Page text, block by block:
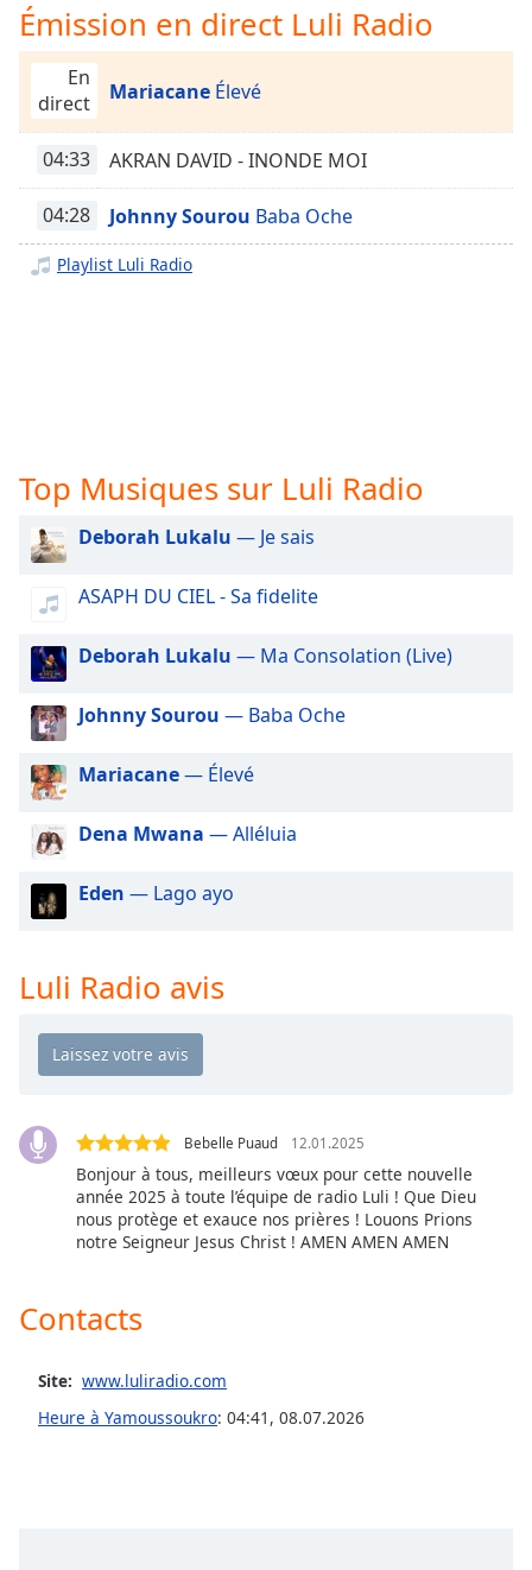
1x
Playback
Rate
Chapters
Chapters
Descriptions
opens
subtitles
settings
dialog
subtitles
off
selected
Audio
Track
in-
Picture
This
modal
Beginning
dialog
window.
will
cancel
Text
Opacity
Émission en direct Luli Radio
En
direct
Mariacane Élevé
04:33 AKRAN DAVID - INONDE MOI
04:28 Johnny Sourou Baba Oche
Playlist Luli Radio
Top Musiques sur Luli Radio
Deborah Lukalu — Je sais
ASAPH DU CIEL - Sa fidelite
Deborah Lukalu — Ma Consolation (Live)
Johnny Sourou — Baba Oche
Mariacane— Élevé
Dena Mwana — Alléluia
Eden — Lago ayo
Luli Radio avis
Bebelle Puaud 12.01.2025
Bonjour à tous, meilleurs vœux pour cette nouvelle
année 2025 à toute l’équipe de radio Luli ! Que Dieu
nous protège et exauce nos prières ! Louons Prions
notre Seigneur Jesus Christ ! AMEN AMEN AMEN
Contacts
Site: www.luliradio.com
Heure à Yamoussoukro: 04:41 , 08.07.2026